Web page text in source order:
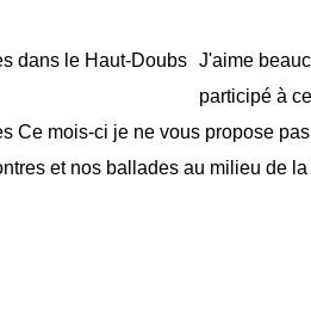
J'aime
participé à
Ce mois-ci je ne vous propose
et nos ballades au milieu de la